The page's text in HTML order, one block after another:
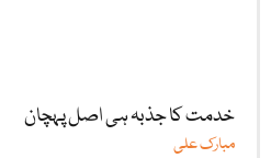
خدمت کا جذبہ ہی اصل پہچان
مبارک علی